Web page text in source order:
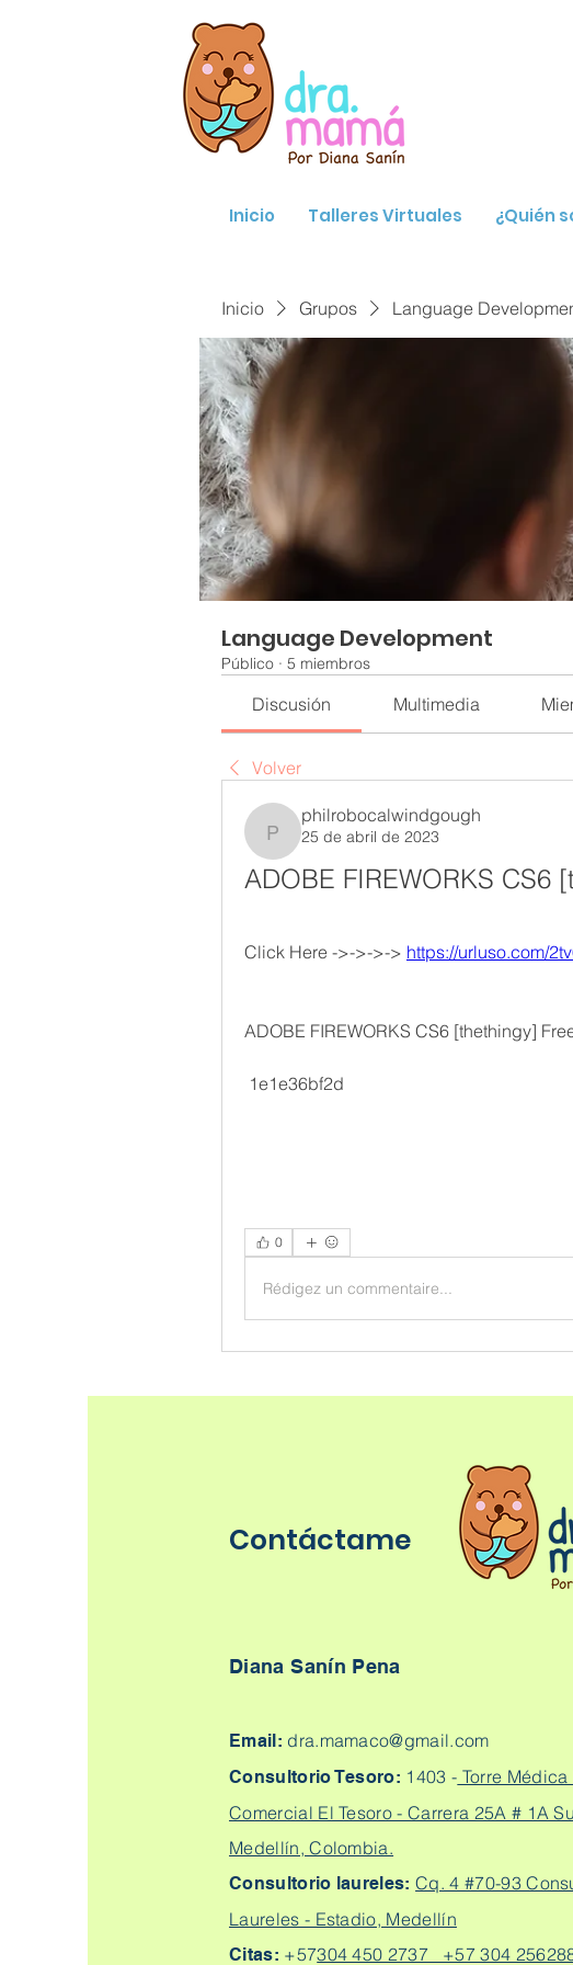
Inicio Talleres Virtuales ¿Quién
Inicio Grupos Language
Language Development
Público · 5 miembros
Discusión Multimedia
Volver
philrobocalwindgough
philrobocalwindgough
25 de abril de 2023
ADOBE FIREWORKS CS6
Click Here ->->->-> https://urluso.com/
ADOBE FIREWORKS CS6 [thethingy]
1e1e36bf2d
0
Rédigez un commentaire...
Contáctame
Diana Sanín Pena
Email: dra.mamaco@gmail.com
Consultorio Tesoro: 1403 - Torre
Comercial El Tesoro - Carrera 25A # 1A
Medellín, Colombia.
Consultorio laureles:Cq. 4 #70-93
Laureles - Estadio, Medellín
Citas: +57304 450 2737 +57 304